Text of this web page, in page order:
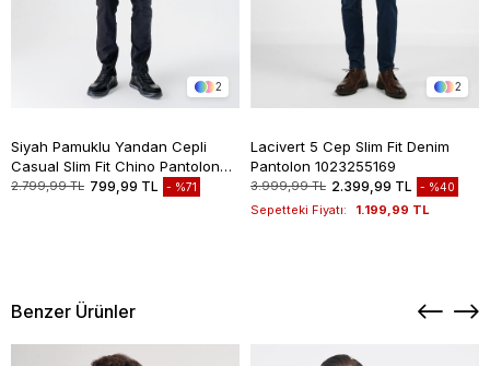
2
Siyah Pamuklu Yandan Cepli
Casual Slim Fit Chino Pantolon
1003235117
2.799,99 TL 799,99 TL %71
2
Lacivert 5 Cep Slim Fit Denim
Pantolon 1023255169
3.999,99 TL 2.399,99 TL %40
Sepetteki Fiyatı: 1.199,99 TL
Benzer Ürünler